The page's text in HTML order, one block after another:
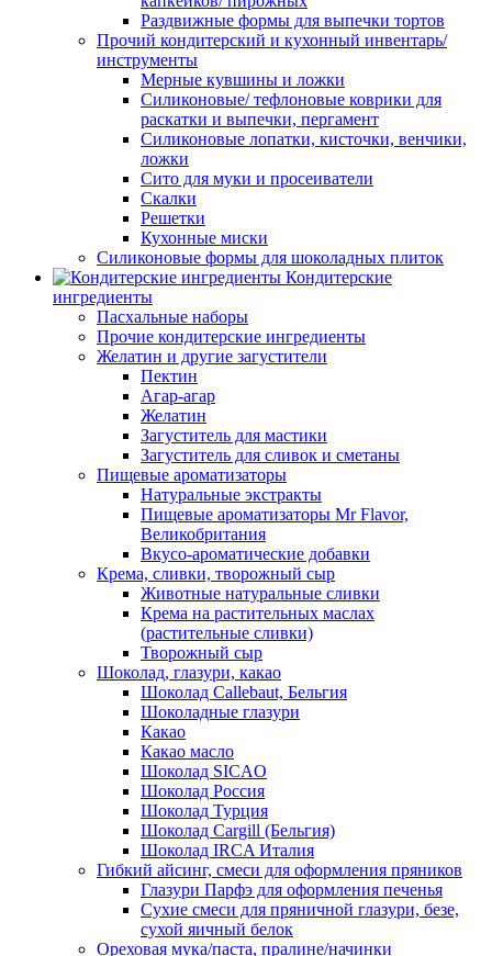
Раздвижные формы для выпечки тортов
Прочий кондитерский и кухонный инвентарь/
инструменты
Мерные кувшины и ложки
Силиконовые/ тефлоновые коврики для
раскатки и выпечки, пергамент
Силиконовые лопатки, кисточки, венчики,
ложки
Сито для муки и просеиватели
Скалки
Решетки
Кухонные миски
Силиконовые формы для шоколадных плиток
Кондитерские
ингредиенты
Пасхальные наборы
Прочие кондитерские ингредиенты
Желатин и другие загустители
Пектин
Агар-агар
Желатин
Загуститель для мастики
Загуститель для сливок и сметаны
Пищевые ароматизаторы
Натуральные экстракты
Пищевые ароматизаторы Mr Flavor,
Великобритания
Вкусо-ароматические добавки
Крема, сливки, творожный сыр
Животные натуральные сливки
Крема на растительных маслах
(растительные сливки)
Творожный сыр
Шоколад, глазури, какао
Шоколад Callebaut, Бельгия
Шоколадные глазури
Какао
Какао масло
Шоколад SICAO
Шоколад Россия
Шоколад Турция
Шоколад Cargill (Бельгия)
Шоколад IRCA Италия
Гибкий айсинг, смеси для оформления пряников
Глазури Парфэ для оформления печенья
Сухие смеси для пряничной глазури, безе,
сухой яичный белок
Ореховая мука/паста, пралине/начинки